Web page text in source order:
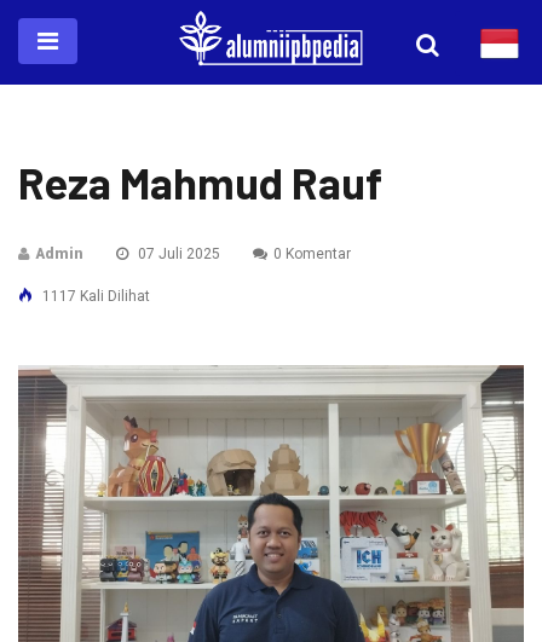
Reza Mahmud Rauf
Admin 07 Juli 2025 0 Komentar
1117 Kali Dilihat